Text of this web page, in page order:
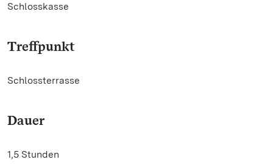
Schlosskasse
Treffpunkt
Schlossterrasse
Dauer
1,5 Stunden